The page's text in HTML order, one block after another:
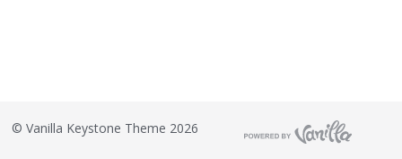
© Vanilla Keystone Theme 2026